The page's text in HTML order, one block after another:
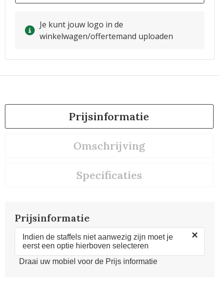
Je kunt jouw logo in de
winkelwagen/offertemand uploaden
Prijsinformatie
Omschrijving
Specificaties
Prijsinformatie
Indien de staffels niet aanwezig zijn moet je
eerst een optie hierboven selecteren
×
Draai uw mobiel voor de Prijs informatie